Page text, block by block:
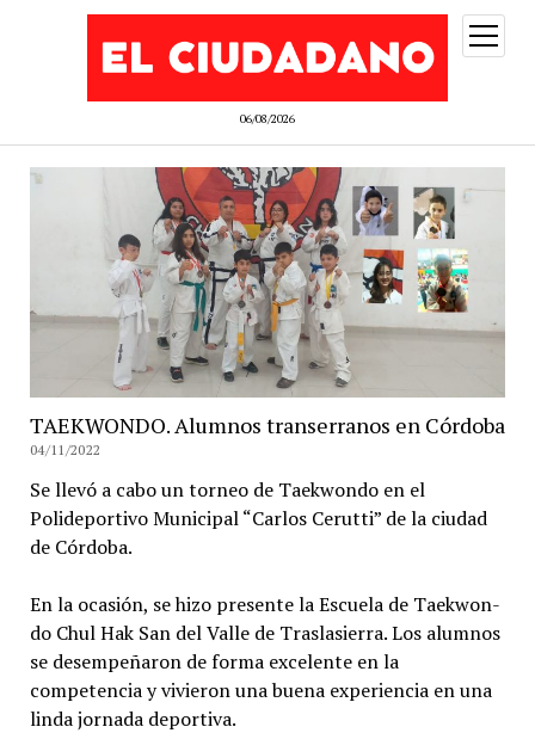
06/08/2026
abrir
menú
TAEKWONDO. Alumnos transerranos en Córdoba
04/11/2022
Se llevó a cabo un torneo de Taekwondo en el
Polideportivo Municipal “Carlos Cerutti” de la ciudad
de Córdoba.
En la ocasión, se hizo presente la Escuela de Taekwon-
do Chul Hak San del Valle de Traslasierra. Los alumnos
se desempeñaron de forma excelente en la
competencia y vivieron una buena experiencia en una
linda jornada deportiva.